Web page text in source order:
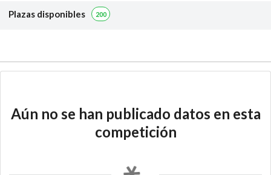
Plazas disponibles 200
Aún no se han publicado datos en esta
competición